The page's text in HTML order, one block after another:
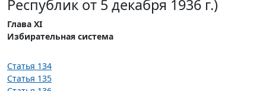
Республик от 5 декабря 1936 г.)
Глава XI
Избирательная система
Статья 134
Статья 135